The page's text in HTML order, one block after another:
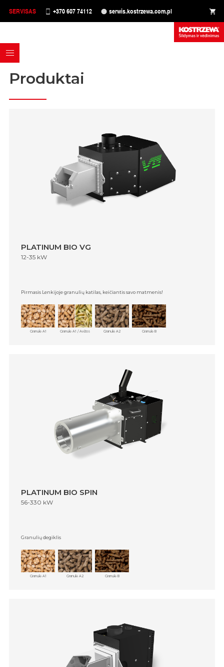
SERVISAS +370 607 74112 serwis.kostrzewa.com.pl
Produktai
PLATINUM BIO VG
12-35 kW
Pirmasis Lenkijoje granulių katilas, keičiantis savo matmenis!
Granulė A1 Granulė A1 / Avižos Granulė A2 Granulė B
PLATINUM BIO SPIN
56-330 kW
Granulių degiklis
Granulė A1 Granulė A2 Granulė B